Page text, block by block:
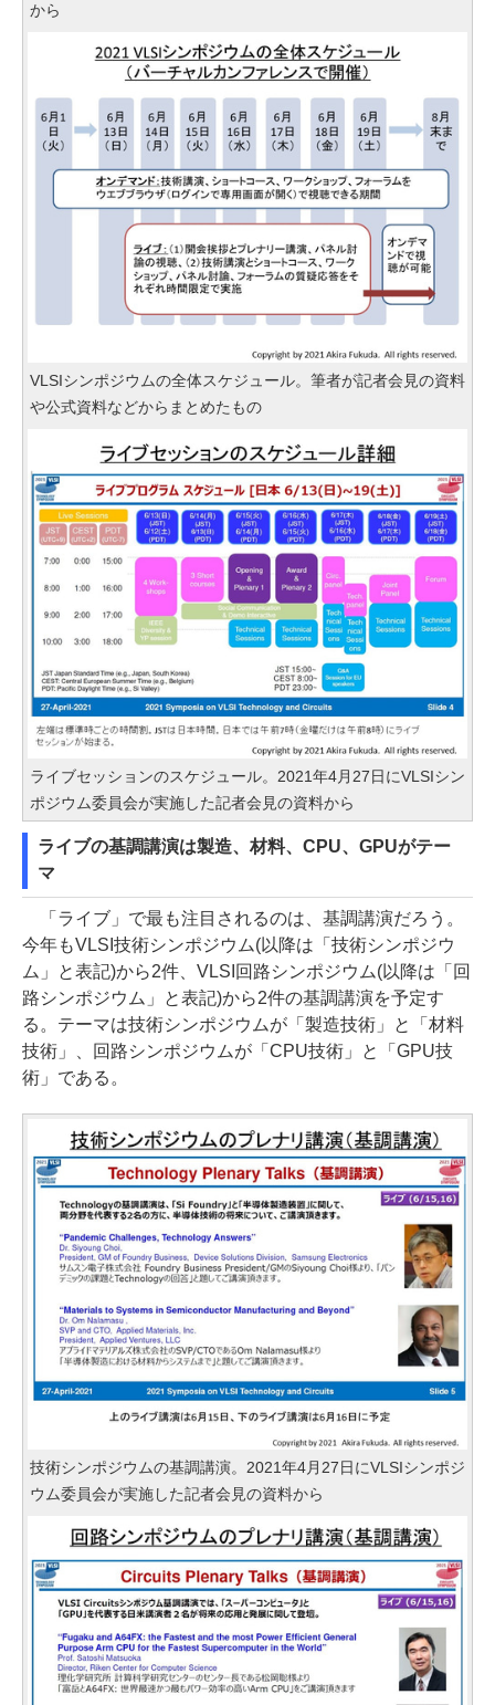
から
VLSIシンポジウムの全体スケジュール。筆者が記者会見の資料
や公式資料などからまとめたもの
ライブセッションのスケジュール。2021年4月27日にVLSIシン
ポジウム委員会が実施した記者会見の資料から
ライブの基調講演は製造、材料、CPU、GPUがテー
マ
「ライブ」で最も注目されるのは、基調講演だろう。
今年もVLSI技術シンポジウム(以降は「技術シンポジウ
ム」と表記)から2件、VLSI回路シンポジウム(以降は「回
路シンポジウム」と表記)から2件の基調講演を予定す
る。テーマは技術シンポジウムが「製造技術」と「材料
技術」、回路シンポジウムが「CPU技術」と「GPU技
術」である。
技術シンポジウムの基調講演。2021年4月27日にVLSIシンポジ
ウム委員会が実施した記者会見の資料から